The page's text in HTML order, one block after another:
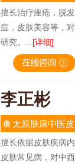
擅长治疗痤疮，脱
痘，皮肤美容等，
研究。... [详细]
李正彬
太原肤康中医
擅长依据皮肤疾病
皮肤常见病，对中